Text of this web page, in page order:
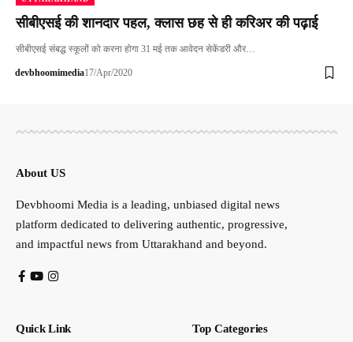
सीबीएसई की शानदार पहल, क्लास छह से ही करिअर की पढ़ाई
सीबीएसई संबद्ध स्कूलों को करना होगा 31 मई तक आवेदन सेकेंडरी और…
devbhoomimedia17/Apr/2020
About US
Devbhoomi Media is a leading, unbiased digital news
platform dedicated to delivering authentic, progressive,
and impactful news from Uttarakhand and beyond.
Quick Link Top Categories